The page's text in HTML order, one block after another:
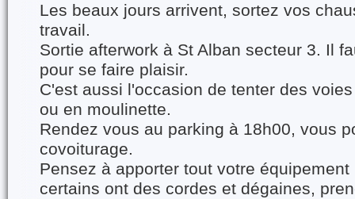
Les beaux jours arrivent, sortez vos
travail.
Sortie afterwork à St Alban secteur 3. Il
pour se faire plaisir.
C'est aussi l'occasion de tenter des
ou en moulinette.
Rendez vous au parking à 18h00, vous
covoiturage.
Pensez à apporter tout votre
certains ont des cordes et dégaines,